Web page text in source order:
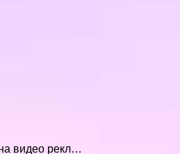
видео рекл…